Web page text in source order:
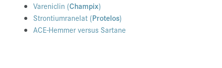
Datenschutz
Service-Links
Vareniclin (Champix)
Strontiumranelat (Protelos)
ACE-Hemmer versus Sartane